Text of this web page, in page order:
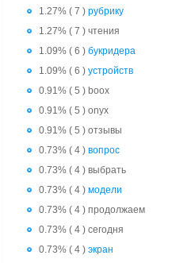
1.27% ( 7 ) рубрику
1.27% ( 7 ) чтения
1.09% ( 6 ) букридера
1.09% ( 6 ) устройств
0.91% ( 5 ) boox
0.91% ( 5 ) onyx
0.91% ( 5 ) отзывы
0.73% ( 4 ) вопрос
0.73% ( 4 ) выбрать
0.73% ( 4 ) модели
0.73% ( 4 ) продолжаем
0.73% ( 4 ) сегодня
0.73% ( 4 ) экран